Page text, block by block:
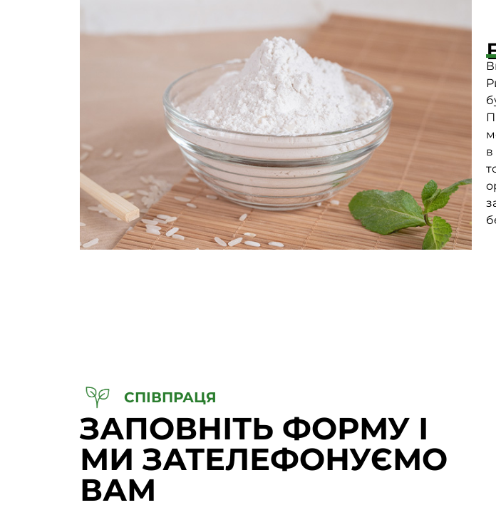
в
СПІВПРАЦЯ
ЗАПОВНІТЬ ФОРМУ І
МИ ЗАТЕЛЕФОНУЄМО
ВАМ